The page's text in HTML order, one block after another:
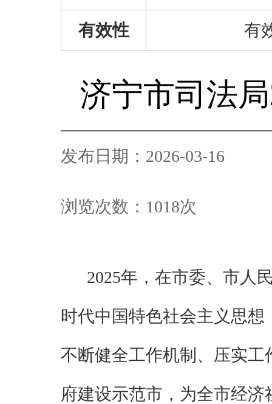
有效性 有
济宁市司法
发布日期：2026-03-16
浏览次数： 1018次
2025年，在市委、市人
时代中国特色社会主义思
不断健全工作机制、压实
府建设示范市， 为全市经济